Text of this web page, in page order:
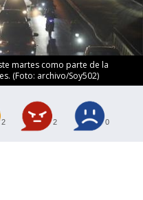
martes como parte de la
(Foto: archivo/Soy502)
2 2 0